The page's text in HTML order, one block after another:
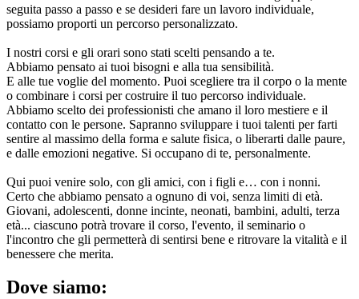
seguita passo a passo e se desideri fare un lavoro individuale,
possiamo proporti un percorso personalizzato.
I nostri corsi e gli orari sono stati scelti pensando a te.
Abbiamo pensato ai tuoi bisogni e alla tua sensibilità.
E alle tue voglie del momento. Puoi scegliere tra il corpo o la mente
o combinare i corsi per costruire il tuo percorso individuale.
Abbiamo scelto dei professionisti che amano il loro mestiere e il
contatto con le persone. Sapranno sviluppare i tuoi talenti per farti
sentire al massimo della forma e salute fisica, o liberarti dalle paure,
e dalle emozioni negative. Si occupano di te, personalmente.
Qui puoi venire solo, con gli amici, con i figli e… con i nonni.
Certo che abbiamo pensato a ognuno di voi, senza limiti di età.
Giovani, adolescenti, donne incinte, neonati, bambini, adulti, terza
età... ciascuno potrà trovare il corso, l'evento, il seminario o
l'incontro che gli permetterà di sentirsi bene e ritrovare la vitalità e il
benessere che merita.
Dove siamo: